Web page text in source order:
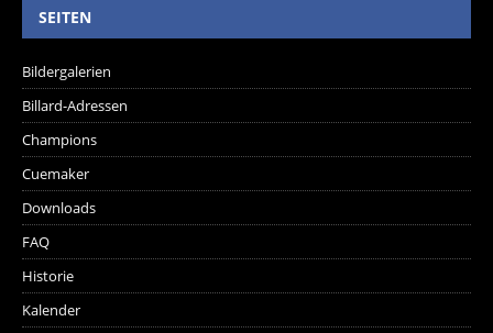
SEITEN
Bildergalerien
Billard-Adressen
Champions
Cuemaker
Downloads
FAQ
Historie
Kalender